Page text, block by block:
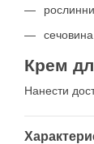
сечовина.
Крем
Нанести